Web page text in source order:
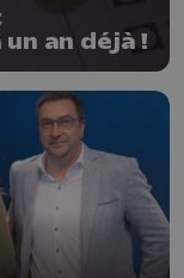
an déjà !